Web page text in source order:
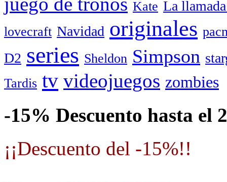
Kate La
lovecraft Navidad originales
D2 series Sheldon Simpson
Tardis tv videojuegos zombies
-15% Descuento hasta el
¡¡Descuento del -15%!!